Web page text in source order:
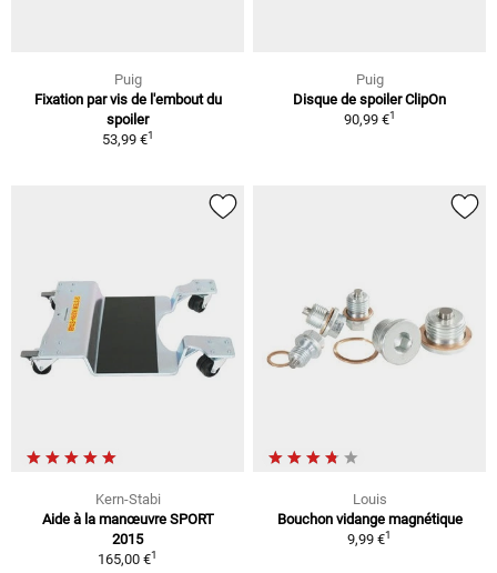
Puig
Fixation par vis de l'embout du
spoiler
53,99 €1
Puig
Disque de spoiler ClipOn
90,99 €1
Kern-Stabi
Aide à la manœuvre SPORT
2015
165,00 €1
Louis
Bouchon vidange magnétique
9,99 €1